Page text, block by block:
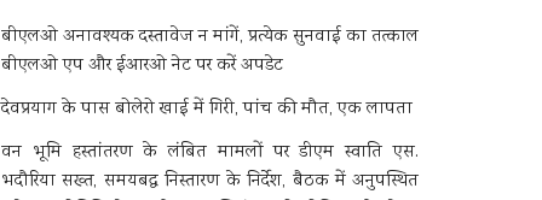
बीएलओ अनावश्यक दस्तावेज न मांगें, प्रत्येक सुनवाई का तत्काल
बीएलओ एप और ईआरओ नेट पर करें अपडेट
देवप्रयाग के पास बोलेरो खाई में गिरी, पांच की मौत, एक लापता
वन भूमि हस्तांतरण के लंबित मामलों पर डीएम स्वाति एस.
भदौरिया सख्त, समयबद्ध निस्तारण के निर्देश, बैठक में अनुपस्थित